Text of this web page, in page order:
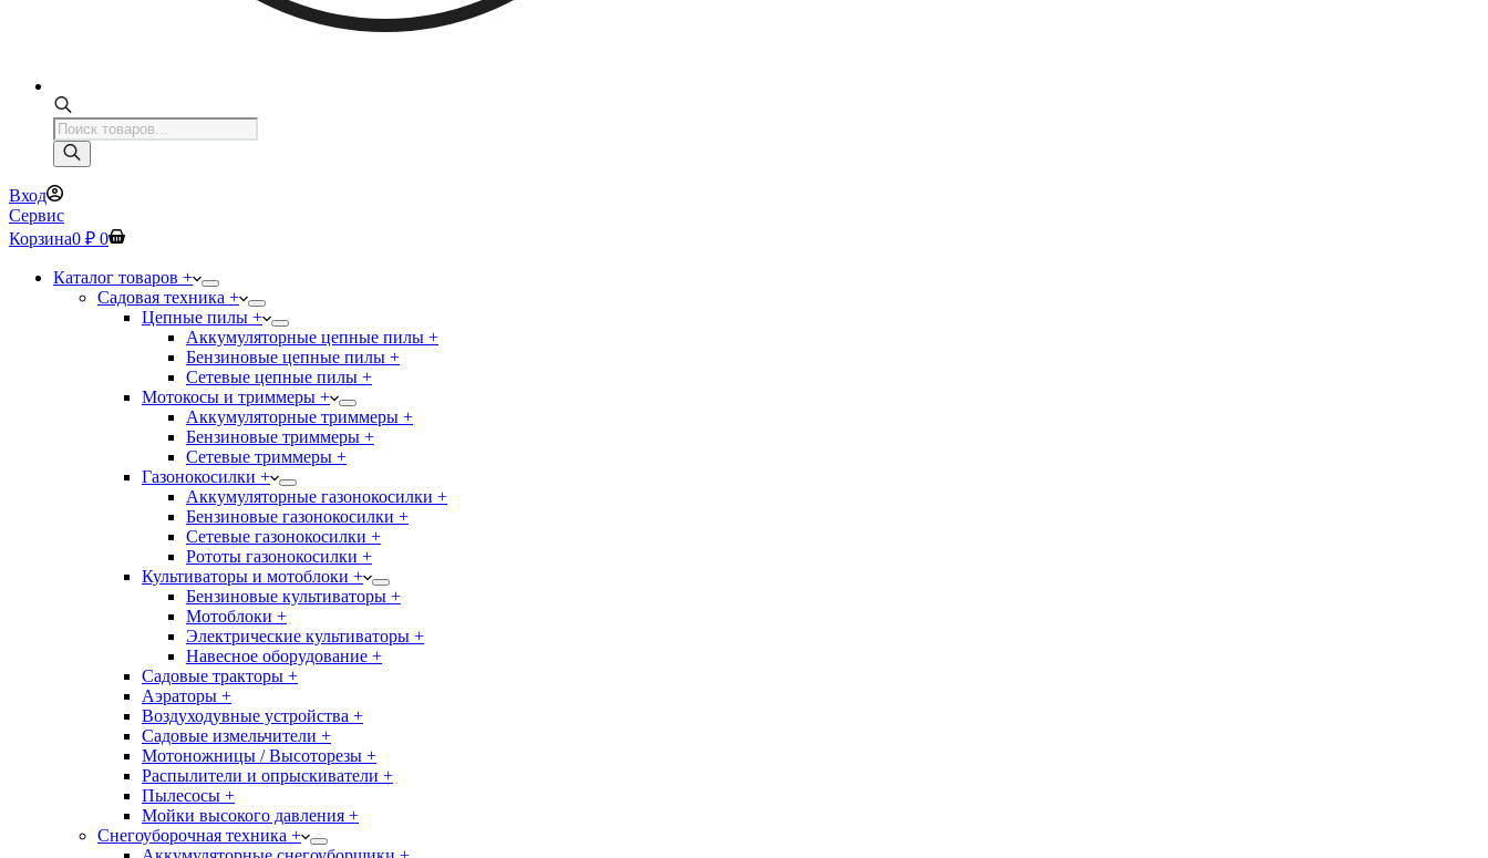
Поиск
товаров
Вход
Сервис
Корзина0 ₽ 0
Каталог товаров +
Садовая техника +
Цепные пилы +
Аккумуляторные цепные пилы +
Бензиновые цепные пилы +
Сетевые цепные пилы +
Мотокосы и триммеры +
Аккумуляторные триммеры +
Бензиновые триммеры +
Сетевые триммеры +
Газонокосилки +
Аккумуляторные газонокосилки +
Бензиновые газонокосилки +
Сетевые газонокосилки +
Рототы газонокосилки +
Культиваторы и мотоблоки +
Бензиновые культиваторы +
Мотоблоки +
Электрические культиваторы +
Навесное оборудование +
Садовые тракторы +
Аэраторы +
Воздуходувные устройства +
Садовые измельчители +
Мотоножницы / Высоторезы +
Распылители и опрыскиватели +
Пылесосы +
Мойки высокого давления +
Снегоуборочная техника +